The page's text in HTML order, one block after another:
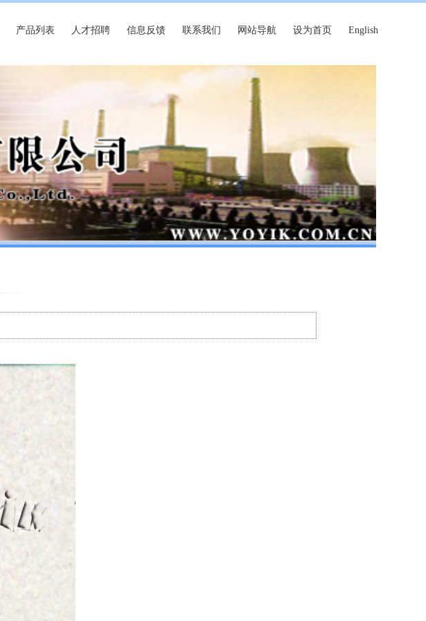
产品列表 人才招聘 信息反馈 联系我们 网站导航 设为首页 English